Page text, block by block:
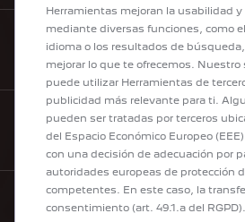
BOUTIQUE LIFESTYLE
CONFIGURA
¿NECESITAS AYUDA?
Herramientas mejoran la usabilidad
mediante diversas funciones, como
idioma o los resultados de
mejorar lo que te ofrecemos.
puede utilizar Herramientas de
publicidad más relevante para ti.
pueden ser tratadas por terceros
del Espacio Económico Europeo
con una decisión de adecuación por
autoridades europeas de protección
competentes. En este caso, la
consentimiento (art. 49.1.a del RGPD).